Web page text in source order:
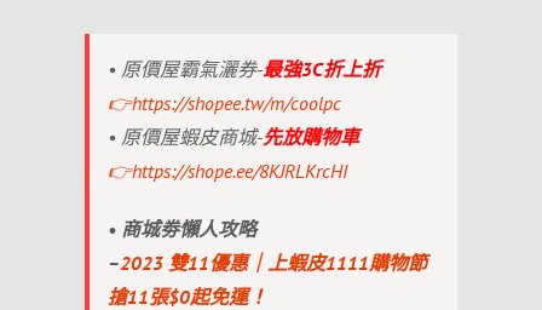
• 原價屋霸氣灑券-最強3C折上折
👉https://shopee.tw/m/coolpc
• 原價屋蝦皮商城-先放購物車
👉https://shope.ee/8KJRLKrcHI
• 商城劵懶人攻略
–2023 雙11優惠｜上蝦皮1111購物節
搶11張$0起免運！